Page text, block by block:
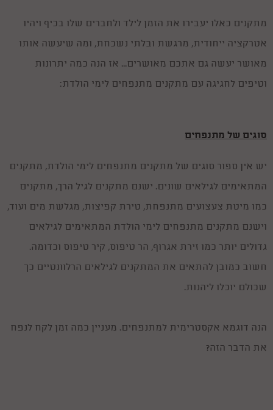
מתקנים כאלו יעבירו את הזמן לילד ולחברים שלו בכיף ויהיו
אטרקציה ייחודית, מרגשת ובלתי נשכחת, ומה שיעשה אותו
מאושר יעשה גם אתכם מאושרים... אז הנה כמה יתרונות
וטיפים לחגיגה עם מתקנים מתנפחים לימי הולדת:
סוגים של מתנפחים
יש אין ספור סוגים של מתקנים מתנפחים לימי הולדת, מתקנים
המתאימים לגילאים שונים. ישנם מתקנים לגיל הרך, מתקנים
כמו מיטת צעצועים מתנפחת, טירת קפיצות, מגלשת מים ועוד,
וישנם מתקנים מתנפחים לימי הולדת המתאימים לגילאים
גדולים יותר כמו זירת אגרוף, הר טיפוס, קיר טיפוס וכדומה.
חשוב כמובן להתאים את המתקנים לגילאים הרלוונטיים כך
שכולם יוכלו ליהנות.
הנה דוגמא אקסטרימית למתנפחים. מעניין כמה זמן לקח לנפח
את הדבר הזה?